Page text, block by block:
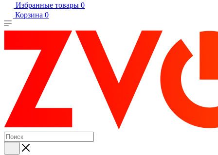
Избранные товары 0
Корзина 0